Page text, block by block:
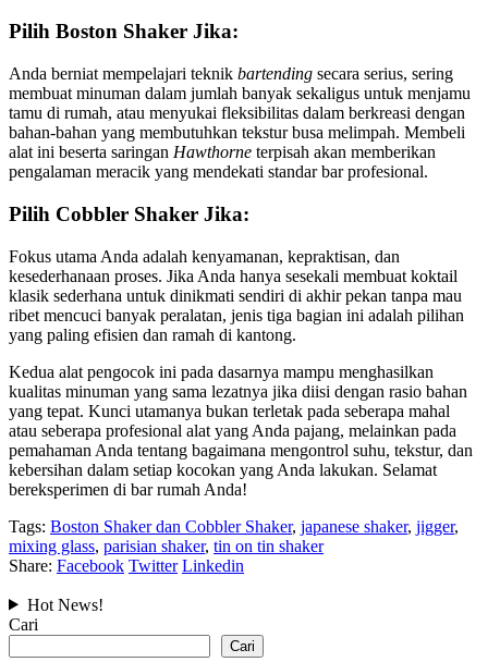
Pilih Boston Shaker Jika:
Anda berniat mempelajari teknik bartending secara serius, sering
membuat minuman dalam jumlah banyak sekaligus untuk menjamu
tamu di rumah, atau menyukai fleksibilitas dalam berkreasi dengan
bahan-bahan yang membutuhkan tekstur busa melimpah. Membeli
alat ini beserta saringan Hawthorne terpisah akan memberikan
pengalaman meracik yang mendekati standar bar profesional.
Pilih Cobbler Shaker Jika:
Fokus utama Anda adalah kenyamanan, kepraktisan, dan
kesederhanaan proses. Jika Anda hanya sesekali membuat koktail
klasik sederhana untuk dinikmati sendiri di akhir pekan tanpa mau
ribet mencuci banyak peralatan, jenis tiga bagian ini adalah pilihan
yang paling efisien dan ramah di kantong.
Kedua alat pengocok ini pada dasarnya mampu menghasilkan
kualitas minuman yang sama lezatnya jika diisi dengan rasio bahan
yang tepat. Kunci utamanya bukan terletak pada seberapa mahal
atau seberapa profesional alat yang Anda pajang, melainkan pada
pemahaman Anda tentang bagaimana mengontrol suhu, tekstur, dan
kebersihan dalam setiap kocokan yang Anda lakukan. Selamat
bereksperimen di bar rumah Anda!
Tags: Boston Shaker dan Cobbler Shaker, japanese shaker, jigger,
mixing glass, parisian shaker, tin on tin shaker
Share: Facebook Twitter Linkedin
Hot News!
Cari
Cari